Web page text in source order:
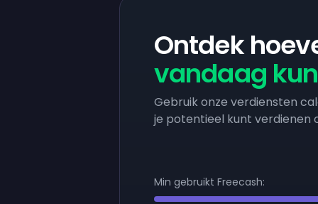
Ontdek
vandaag
Gebruik onze verdiensten
je potentieel kunt verdienen
Min gebruikt Freecash: